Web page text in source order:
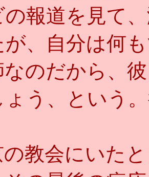
の報道を見て
が、自分は何
なのだから、
ょう、という
教会にいた